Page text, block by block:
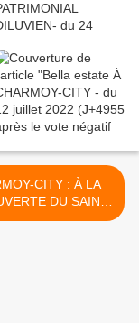
CITY : À LA
DU SAINT
« ÉCHO DE LA